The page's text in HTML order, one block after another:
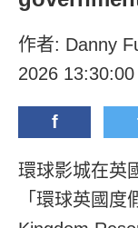
作者: Danny
2026
f
環球影城在英
「環球英國度